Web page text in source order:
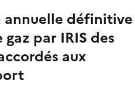
annuelle définitive
par IRIS des
aux